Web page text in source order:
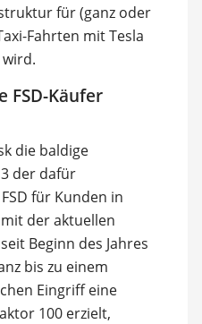
für (ganz oder
Fahrten mit Tesla
FSD-Käufer
die baldige
der dafür
für Kunden in
der aktuellen
Beginn des Jahres
bis zu einem
Eingriff eine
100 erzielt,